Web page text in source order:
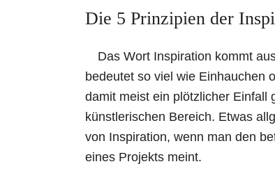
Die 5 Prinzipien der
Das Wort Inspiration kommt
bedeutet so viel wie Einhauchen
damit meist ein plötzlicher Einfall
künstlerischen Bereich. Etwas
von Inspiration, wenn man den
eines Projekts meint.